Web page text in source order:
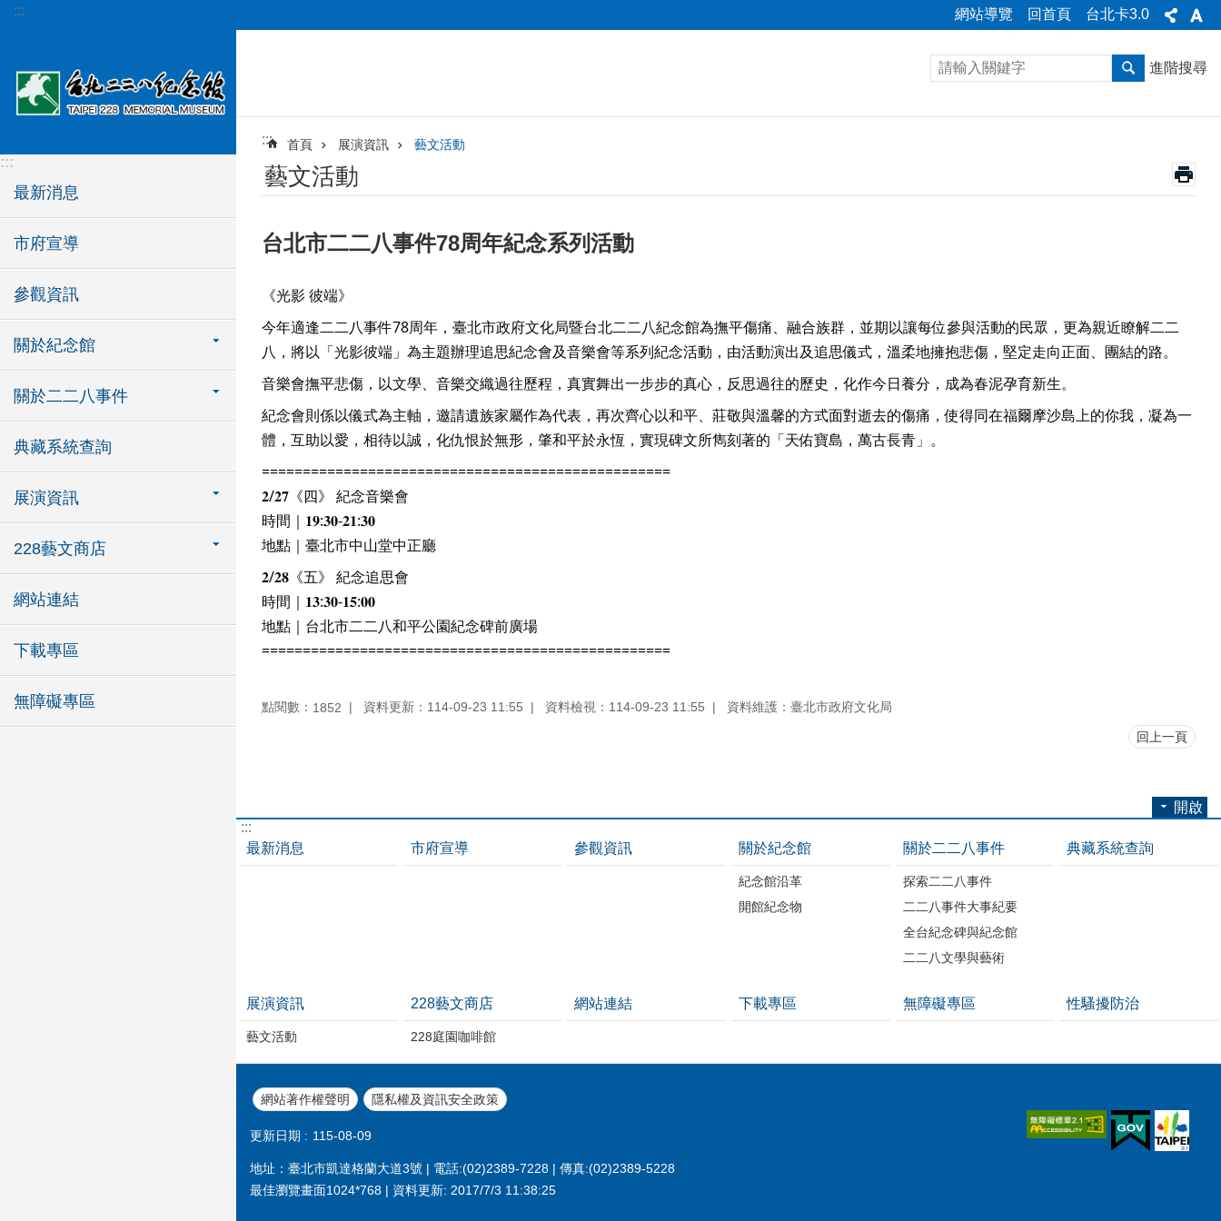
跳到主要內容區塊
::: 網站導覽 回首頁 台北卡3.0
:::
最新消息
市府宣導
參觀資訊
關於紀念館
關於二二八事件
典藏系統查詢
展演資訊
228藝文商店
網站連結
下載專區
無障礙專區
進階搜尋
::: 首頁 展演資訊 藝文活動
藝文活動
台北市二二八事件78周年紀念系列活動
《光影 彼端》
今年適逢二二八事件78周年，臺北市政府文化局暨台北二二八紀念館為撫平傷痛、融合族群，並期以讓每位參與活動的民眾，更為親近瞭解二二
八，將以「光影彼端」為主題辦理追思紀念會及音樂會等系列紀念活動，由活動演出及追思儀式，溫柔地擁抱悲傷，堅定走向正面、團結的路。
音樂會撫平悲傷，以文學、音樂交織過往歷程，真實舞出一步步的真心，反思過往的歷史，化作今日養分，成為春泥孕育新生。
紀念會則係以儀式為主軸，邀請遺族家屬作為代表，再次齊心以和平、莊敬與溫馨的方式面對逝去的傷痛，使得同在福爾摩沙島上的你我，凝為一
體，互助以愛，相待以誠，化仇恨於無形，肇和平於永恆，實現碑文所雋刻著的「天佑寶島，萬古長青」。
==================================================
𝟐/𝟐𝟕《四》 紀念音樂會
時間｜𝟏𝟗:𝟑𝟎-𝟐𝟏:𝟑𝟎
地點｜臺北市中山堂中正廳
𝟐/𝟐𝟖《五》 紀念追思會
時間｜𝟏𝟑:𝟑𝟎-𝟏𝟓:𝟎𝟎
地點｜台北市二二八和平公園紀念碑前廣場
==================================================
點閱數： 1852 資料更新：114-09-23 11:55 資料檢視：114-09-23 11:55 資料維護：臺北市政府文化局
回上一頁
開啟
:::
最新消息
市府宣導 參觀資訊 關於紀念館
紀念館沿革
開館紀念物
關於二二八事件
探索二二八事件
二二八事件大事紀要
全台紀念碑與紀念館
二二八文學與藝術
典藏系統查詢
展演資訊
藝文活動
228藝文商店
228庭園咖啡館
網站連結 下載專區 無障礙專區 性騷擾防治
網站著作權聲明 隱私權及資訊安全政策
更新日期 115-08-09
地址：臺北市凱達格蘭大道3號 | 電話:(02)2389-7228 | 傳真:(02)2389-5228
最佳瀏覽畫面1024*768 | 資料更新: 2017/7/3 11:38:25